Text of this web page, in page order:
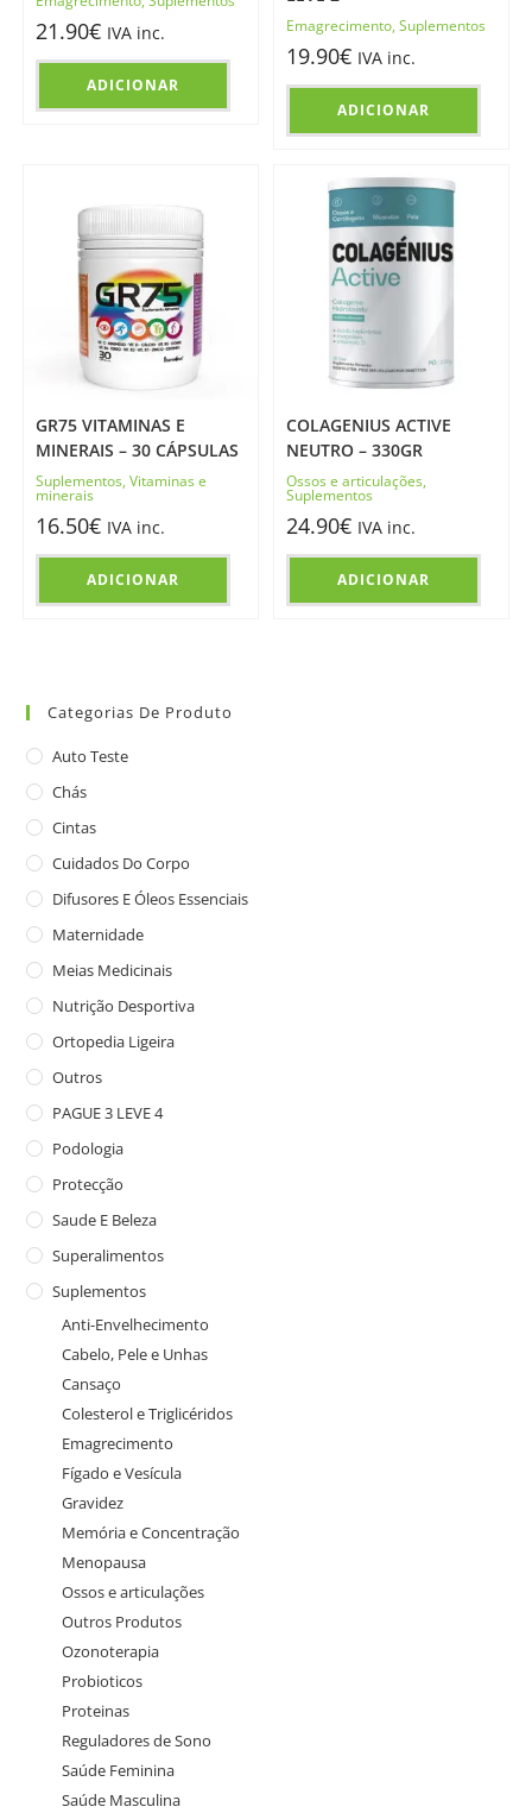
21.90€ IVA inc.
ADICIONAR
Emagrecimento,Suplementos
19.90€ IVA inc.
ADICIONAR
GR75 VITAMINAS E
MINERAIS – 30 CÁPSULAS
Suplementos, Vitaminas e
minerais
16.50€ IVA inc.
ADICIONAR
COLAGENIUS ACTIVE
NEUTRO – 330GR
Ossos e articulações,
Suplementos
24.90€ IVA inc.
ADICIONAR
Categorias De Produto
Auto Teste
Chás
Cintas
Cuidados Do Corpo
Difusores E Óleos Essenciais
Maternidade
Meias Medicinais
Nutrição Desportiva
Ortopedia Ligeira
Outros
PAGUE 3 LEVE 4
Podologia
Protecção
Saude E Beleza
Superalimentos
Suplementos
Anti-Envelhecimento
Cabelo, Pele e Unhas
Cansaço
Colesterol e Triglicéridos
Emagrecimento
Fígado e Vesícula
Gravidez
Memória e Concentração
Menopausa
Ossos e articulações
Outros Produtos
Ozonoterapia
Probioticos
Proteinas
Reguladores de Sono
Saúde Feminina
Saúde Masculina